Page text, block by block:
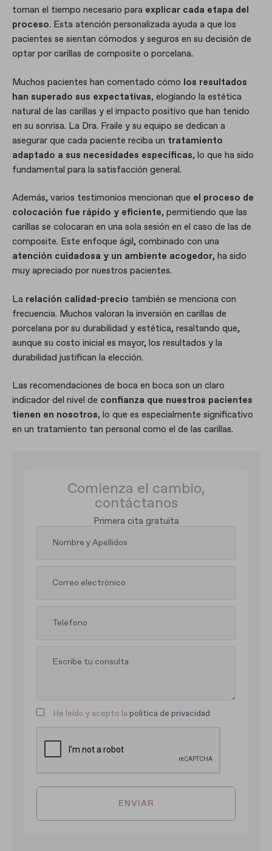
toman el tiempo necesario para explicar cada etapa del
proceso. Esta atención personalizada ayuda a que los
pacientes se sientan cómodos y seguros en su decisión de
optar por carillas de composite o porcelana.
Muchos pacientes han comentado cómo los resultados
han superado sus expectativas, elogiando la estética
natural de las carillas y el impacto positivo que han tenido
en su sonrisa. La Dra. Fraile y su equipo se dedican a
asegurar que cada paciente reciba un tratamiento
adaptado a sus necesidades específicas, lo que ha sido
fundamental para la satisfacción general.
Además, varios testimonios mencionan que el proceso de
colocación fue rápido y eficiente, permitiendo que las
carillas se colocaran en una sola sesión en el caso de las de
composite. Este enfoque ágil, combinado con una
atención cuidadosa y un ambiente acogedor, ha sido
muy apreciado por nuestros pacientes.
La relación calidad-precio también se menciona con
frecuencia. Muchos valoran la inversión en carillas de
porcelana por su durabilidad y estética, resaltando que,
aunque su costo inicial es mayor, los resultados y la
durabilidad justifican la elección.
Las recomendaciones de boca en boca son un claro
indicador del nivel de confianza que nuestros pacientes
tienen en nosotros, lo que es especialmente significativo
en un tratamiento tan personal como el de las carillas.
Comienza el cambio,
contáctanos
Primera cita gratuita
He leído y acepto la política de privacidad
ENVIAR